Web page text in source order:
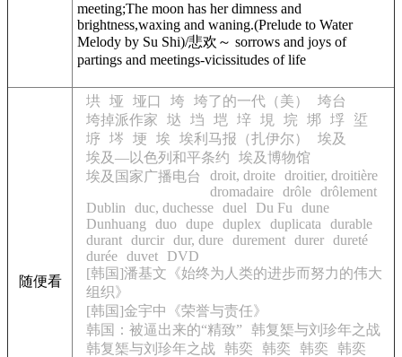
meeting;The moon has her dimness and
brightness,waxing and waning.(Prelude to Water
Melody by Su Shi)/悲欢～ sorrows and joys of
partings and meetings-vicissitudes of life
随便看
垬 垭 垭口 垮 垮了的一代（美）
垮台
垮掉派作家
垯 垱 垲 垶 垷 垸 垹 垺
垽
垿
埁 埂 埃 埃利马报（扎伊尔）
埃及
埃及—以色列和平条约
埃及博物馆
埃及国家广播电台
droit, droite droitier, droitière
dromadaire drôle drôlement
Dublin
duc, duchesse duel Du Fu
dune
Dunhuang
duo dupe duplex duplicata
durable
durant durcir dur, dure durement durer dureté
durée duvet
DVD
[韩国]潘基文《始终为人类的进步而努力的伟大
组织》
[韩国]金宇中《荣誉与责任》
韩国：被逼出来的“精致” 韩复榘与刘珍年之战
韩复榘与刘珍年之战 韩奕 韩奕 韩奕
韩奕